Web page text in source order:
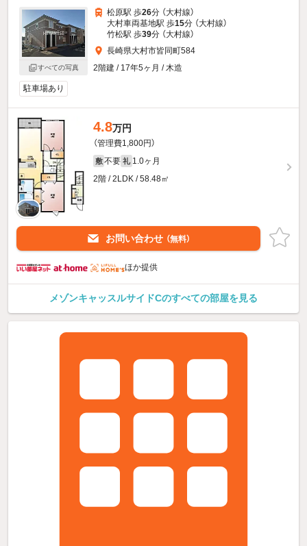
すべての写真
松原駅 歩26分 （大村線）
大村車両基地駅 歩15分 （大村線）
竹松駅 歩39分 （大村線）
長崎県大村市皆同町584
2階建 / 17年5ヶ月 / 木造
駐車場あり
4.8万円
（管理費1,800円）
敷 不要 礼 1.0ヶ月
2階 / 2LDK / 58.48㎡
お問い合わせ （無料）
ほか提供
メゾンキャッスルサイドCのすべての部屋を見る